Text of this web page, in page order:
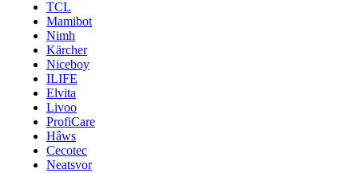
TCL
Mamibot
Nimh
Kärcher
Niceboy
ILIFE
Elvita
Livoo
ProfiCare
Hâws
Cecotec
Neatsvor